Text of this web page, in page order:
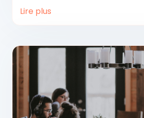
Lire plus